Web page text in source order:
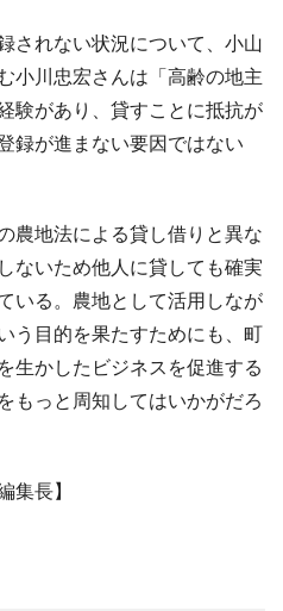
されない状況について、小山
小川忠宏さんは「高齢の地主
験があり、貸すことに抵抗が
録が進まない要因ではない
農地法による貸し借りと異な
ないため他人に貸しても確実
いる。農地として活用しなが
う目的を果たすためにも、町
生かしたビジネスを促進する
もっと周知してはいかがだろ
集長】